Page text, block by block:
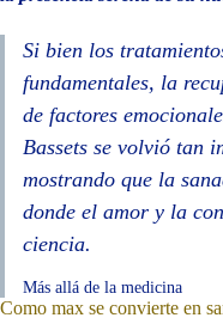
Si bien los
fundamentales, la
de factores
Bassets se volvió tan
mostrando que la
donde el amor y la
ciencia.
Más allá de la medicina
Como max se convierte en